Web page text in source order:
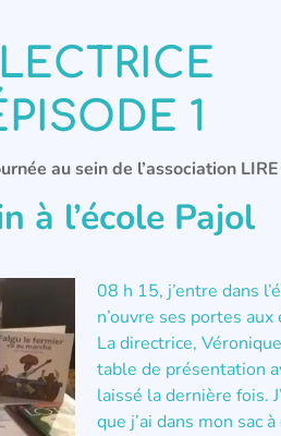
1
au sein de l’association LIRE
à l’école Pajol
08 h 15, j’entre dans
n’ouvre ses portes
La directrice,
table de présentation
laissé la dernière fois.
que j’ai dans mon sac